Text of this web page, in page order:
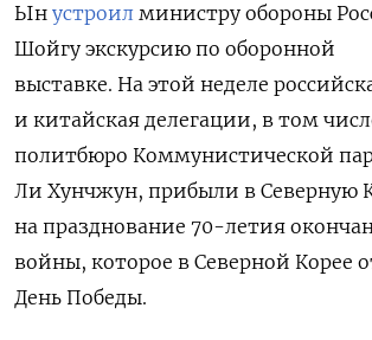
Ын устроил министру обороны
Шойгу экскурсию по оборонной
выставке. На этой неделе
и китайская делегации, в том
политбюро Коммунистической
Ли Хунчжун, прибыли в Северную
на празднование 70-летия
войны, которое в Северной Корее
День Победы.